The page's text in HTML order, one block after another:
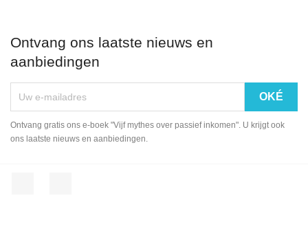
Ontvang ons laatste nieuws en
aanbiedingen
Ontvang gratis ons e-boek "Vijf mythes over passief inkomen". U krijgt ook
ons laatste nieuws en aanbiedingen.